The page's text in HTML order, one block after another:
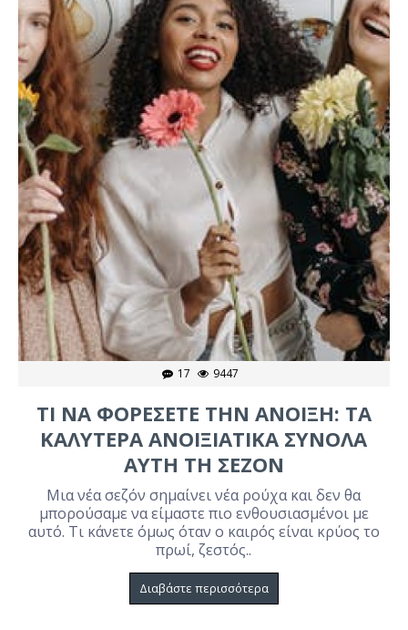
17 9447
ΤΙ ΝΑ ΦΟΡΈΣΕΤΕ ΤΗΝ ΆΝΟΙΞΗ: ΤΑ
ΚΑΛΎΤΕΡΑ ΑΝΟΙΞΙΆΤΙΚΑ ΣΎΝΟΛΑ
ΑΥΤΉ ΤΗ ΣΕΖΌΝ
Μια νέα σεζόν σημαίνει νέα ρούχα και δεν θα
μπορούσαμε να είμαστε πιο ενθουσιασμένοι με
αυτό. Τι κάνετε όμως όταν ο καιρός είναι κρύος το
πρωί, ζεστός..
Διαβάστε περισσότερα